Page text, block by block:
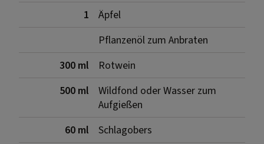
1
Äpfel
Pflanzenöl zum Anbraten
300 ml
Rotwein
500 ml
Wildfond oder Wasser zum
Aufgießen
60 ml
Schlagobers